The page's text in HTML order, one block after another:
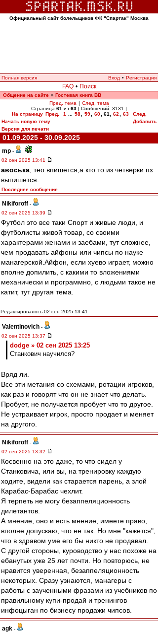
Официальный сайт болельщиков ФК "Спартак" Москва
Полная версия Вход • Регистрация
FAQ • Поиск
Общение на сайте » Гостевая книга ВВ
Пред. тема | След. тема
Страница 61 из 63 [ Сообщений: 3131 ]
На страницу Пред. 1 58 59 60 61 62 63
След.
Начать новую тему
Добавить
Версия для печати
01.09.2025 - 30.09.2025
mp -
02 сен 2025 13:41
авоська , тео впишется,а кто то из четверки пз
выпишется.
Последнее сообщение
Nikiforoff -
02 сен 2025 13:39
Футбол это все таки Спорт и живые люди, и
футболисты живой товар, со своими
характерами женами и заебами, тут сложнее,
чем продавать айфоны или чипсы по науке
манагерской.Айфон, если хуево играет, можно
вполне допилить, с какими то вложениями
механически и программно, с людьми такое не
катит, тут другая тема.
Редактировалось 02 сен 2025 13:41
Valentinovich -
02 сен 2025 13:37
dodge » 02 сен 2025 13:25
Станкович научился?
Вряд ли.
Все эти метания со схемами, ротации игроков,
как раз и говорят что он не знает что делать.
Пробует, не получается пробует что то другое.
Не устраивает игрок, просто продает и меняет
на другого.
Nikiforoff -
02 сен 2025 13:32
Косвенно на это даже, то что сидел у
Станковича, или вы, на тренировку каждую
ходите, видели как старается парень, а злой
Карабас-Барабас чехлит.
Я терпеть не могу безаппеляционность
дилетантов.
А мнение, оно и есть мнение, имеете право,
вполне допускаю, что не так. Но мне "кажется",
что в здравом уме его бы никто не продавал.
С другой стороны, куроводство у нас похоже на
ебанутых уже 25 лет почти. Но повторюсь, не
нравится уверенная, безаппеляционность
некоторых. Сразу узнаются, манагеры с
работы с заученными фразами из учебников по
правильному купи-продай и тренингов
инфоцыган по бизнесу продажи чипсов.
agk -